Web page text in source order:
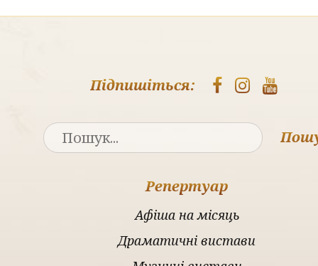
Підпишіться:
Репертуар
Афіша на місяць
Драматичні вистави